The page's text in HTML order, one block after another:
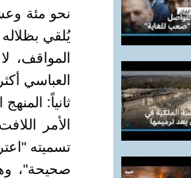
نحو مئة
يُلقي
المواقف،
العباسي
ثانياً:
الأمر
تسميته
صحيحة"،